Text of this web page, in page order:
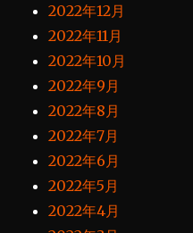
2022年12月
2022年11月
2022年10月
2022年9月
2022年8月
2022年7月
2022年6月
2022年5月
2022年4月